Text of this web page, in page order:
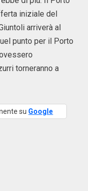
iniziale del
arriverà al
punto per il Porto
torneranno a
su Google